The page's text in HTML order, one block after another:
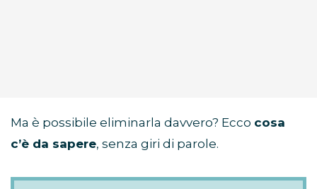
Ma è possibile eliminarla davvero? Ecco cosa
c’è da sapere, senza giri di parole.